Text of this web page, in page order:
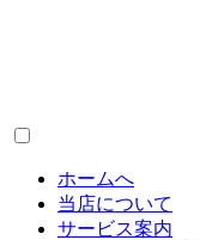
ホームへ
当店について
サービス案内